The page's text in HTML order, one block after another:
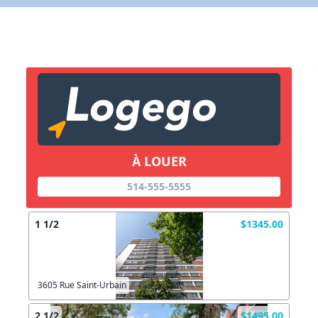
À LOUER
514-555-5555
1 1/2 $1345.00
3605 Rue Saint-Urbain
Lien vers inscription (sera inclus dans courriel)
Copier lien
X Fermer
X Fermer